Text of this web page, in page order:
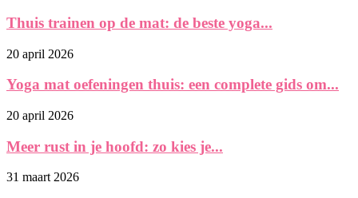
Thuis trainen op de mat: de beste yoga...
20 april 2026
Yoga mat oefeningen thuis: een complete gids om...
20 april 2026
Meer rust in je hoofd: zo kies je...
31 maart 2026